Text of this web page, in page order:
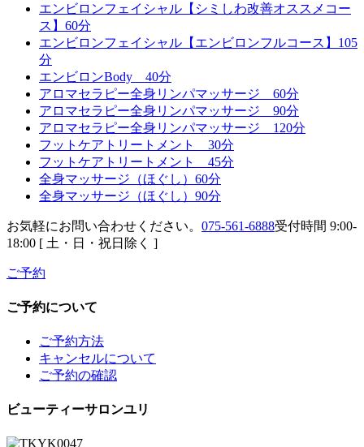
エンビロンフェイシャル【シミしわ改善オススメコー
ス】60分
エンビロンフェイシャル【エンビロンフルコース】105
分
エンビロンBody 40分
アロマセラピー全身リンパマッサージ 60分
アロマセラピー全身リンパマッサージ 90分
アロマセラピー全身リンパマッサージ 120分
フットケアトリートメント 30分
フットケアトリートメント 45分
全身マッサージ（ほぐし）60分
全身マッサージ（ほぐし）90分
お気軽にお問い合わせください。 075-561-6888受付時間 9:00-
18:00 [ 土・日・祝日除く ]
ご予約
ご予約について
ご予約方法
キャンセルについて
ご予約の確認
ビューティーサロンユリ